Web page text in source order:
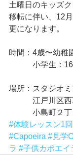
土曜日のキッズ
移転に伴い、12
更になります。
時間：4歳〜幼稚
小学生：
場所：スタジオ
江戸川区西葛
小島町２丁目
#体験レッスン1
#Capoeira #見学
ラ #子供カポエイ